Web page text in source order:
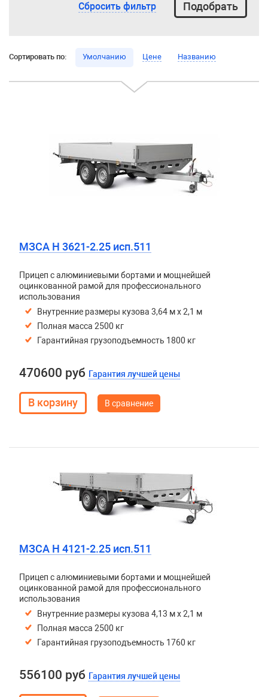
Сбросить фильтр
Сортировать по: Умолчанию Цене Названию
МЗСА H 3621-2.25 исп.511
Прицеп с алюминиевыми бортами и мощнейшей
оцинкованной рамой для профессионального
использования
Внутренние размеры кузова 3,64 м х 2,1 м
Полная масса 2500 кг
Гарантийная грузоподъемность 1800 кг
470600 руб Гарантия лучшей цены
В сравнение
МЗСА H 4121-2.25 исп.511
Прицеп с алюминиевыми бортами и мощнейшей
оцинкованной рамой для профессионального
использования
Внутренние размеры кузова 4,13 м х 2,1 м
Полная масса 2500 кг
Гарантийная грузоподъемность 1760 кг
556100 руб Гарантия лучшей цены